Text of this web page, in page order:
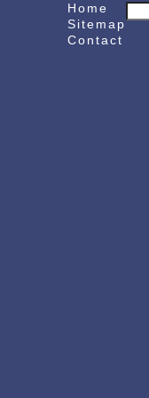
Home
Sitemap
Contact